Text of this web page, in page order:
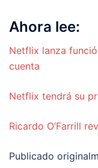
Ahora lee:
Netflix lanza
cuenta
Netflix tendrá su
Ricardo O’Farrill
Publicado